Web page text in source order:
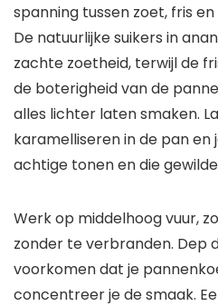
spanning tussen zoet, fris
De natuurlijke suikers in
zachte zoetheid, terwijl de
de boterigheid van de
alles lichter laten smaken.
karamelliseren in de pan
achtige tonen en die
Werk op middelhoog vuur,
zonder te verbranden. Dep
voorkomen dat je
concentreer je de smaak.